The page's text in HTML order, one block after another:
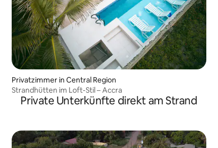
Privatzimmer in Central Region
Strandhütten im Loft-Stil – Accra
Private Unterkünfte direkt am Strand